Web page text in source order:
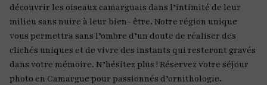
découvrir les oiseaux camarguais dans l’intimité de leur
milieu sans nuire à leur bien- être. Notre région unique
vous permettra sans l’ombre d’un doute de réaliser des
clichés uniques et de vivre des instants qui resteront gravés
dans votre mémoire. N’hésitez plus ! Réservez votre séjour
photo en Camargue pour passionnés d’ornithologie.